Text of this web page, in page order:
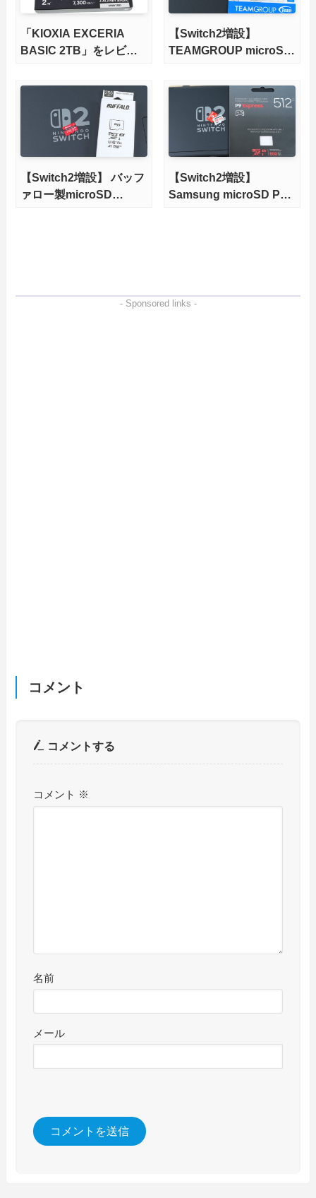
「KIOXIA EXCERIA
BASIC 2TB」をレビュ
力、高性能、高コスパを
【Switch2増設】
TEAMGROUP microSD
ー。Vlogクリエイターに
も強いメモリーカードを
徹底検証
【Switch2増設】 バッフ
ァロー製microSD
【Switch2増設】
Samsung microSD P9
- Sponsored links -
コメント
コメントする
コメント ※
名前
メール